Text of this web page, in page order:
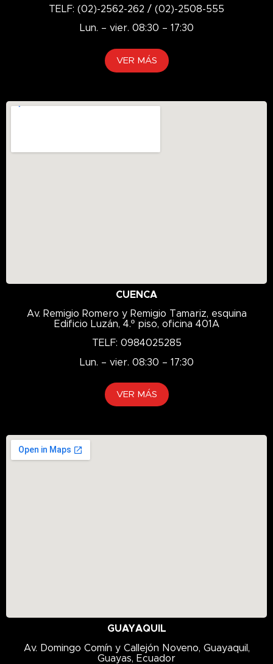
TELF: (02)-2562-262 / (02)-2508-555
Lun. – vier. 08:30 – 17:30
VER MÁS
CUENCA
Av. Remigio Romero y Remigio Tamariz, esquina
Edificio Luzán, 4.º piso, oficina 401A
TELF: 0984025285
Lun. – vier. 08:30 – 17:30
VER MÁS
GUAYAQUIL
Av. Domingo Comín y Callejón Noveno, Guayaquil,
Guayas, Ecuador